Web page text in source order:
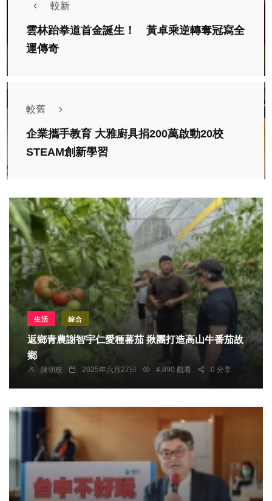
較新
雲林跆拳道首金誕生！ 黃卓乘逆轉奪冠寫全
運傳奇
較舊
企業攜手教育 大雅廚具捐200萬啟動20校
STEAM創新學習
生活 綜合
返鄉青農謝智宇仁愛種蕃茄 揪團打造高山牛番茄故
鄉
陳朝枝 2025年六月27日 4,890 觀看 0 分享